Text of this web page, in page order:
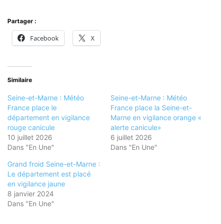
Partager :
Facebook X
Similaire
Seine-et-Marne : Météo
France place le
département en vigilance
rouge canicule
10 juillet 2026
Dans "En Une"
Seine-et-Marne : Météo
France place la Seine-et-
Marne en vigilance orange «
alerte canicule»
6 juillet 2026
Dans "En Une"
Grand froid Seine-et-Marne :
Le département est placé
en vigilance jaune
8 janvier 2024
Dans "En Une"